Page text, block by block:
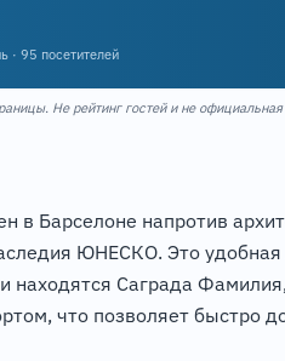
· 95 посетителей
Не рейтинг гостей и не
в Барселоне напротив
ЮНЕСКО. Это удобная
находятся Саграда
что позволяет быстро